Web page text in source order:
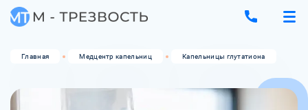
Главная Медцентр капельниц Капельницы глутатиона